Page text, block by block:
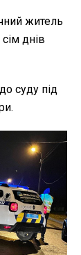
житель
днів
суду під